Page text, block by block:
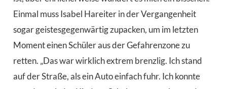
Einmal muss Isabel Hareiter in der Vergangenheit
sogar geistesgegenwärtig zupacken, um im letzten
Moment einen Schüler aus der Gefahrenzone zu
retten. „Das war wirklich extrem brenzlig. Ich stand
auf der Straße, als ein Auto einfach fuhr. Ich konnte